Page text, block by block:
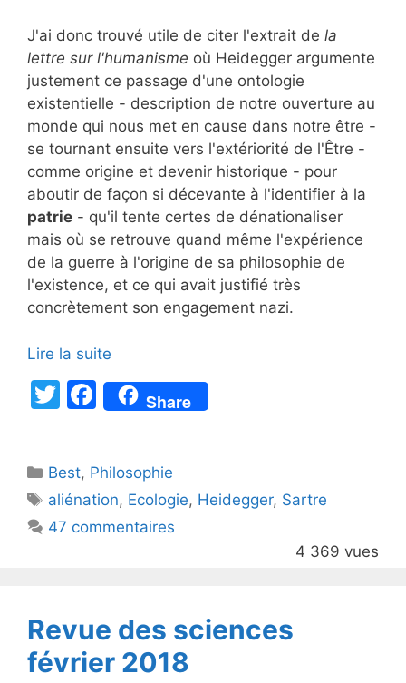
J'ai donc trouvé utile de citer l'extrait de la
lettre sur l'humanisme où Heidegger argumente
justement ce passage d'une ontologie
existentielle - description de notre ouverture au
monde qui nous met en cause dans notre être -
se tournant ensuite vers l'extériorité de l'Être -
comme origine et devenir historique - pour
aboutir de façon si décevante à l'identifier à la
patrie - qu'il tente certes de dénationaliser
mais où se retrouve quand même l'expérience
de la guerre à l'origine de sa philosophie de
l'existence, et ce qui avait justifié très
concrètement son engagement nazi.
Lire la suite
T
er
F
a
e
b
o
Share
Catégories
Best, Philosophie
Étiquettes
aliénation, Ecologie, Heidegger, Sartre
47 commentaires
4 369 vues
Revue des sciences
février 2018